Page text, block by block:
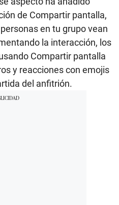
de Compartir pantalla,
en tu grupo vean
la interacción, los
Compartir pantalla
y reacciones con emojis
del anfitrión.